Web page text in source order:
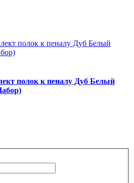
полок к пеналу Дуб Белый